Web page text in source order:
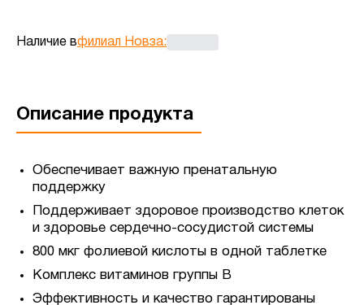
Наличие вфилиал Новза:
Описание продукта
Обеспечивает важную пренатальную
поддержку
Поддерживает здоровое производство клеток
и здоровье сердечно-сосудистой системы
800 мкг фолиевой кислоты в одной таблетке
Комплекс витаминов группы В
Эффективность и качество гарантированы